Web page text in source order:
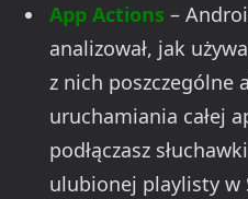
App Actions –
analizował, jak
z nich poszczególne
uruchamiania całej
podłączasz
ulubionej playlisty w